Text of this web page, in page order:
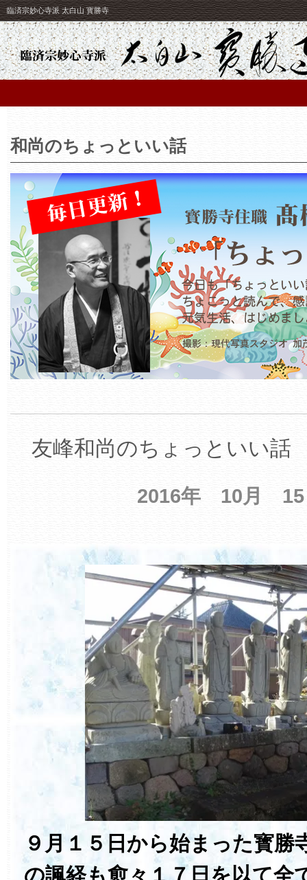
臨済宗妙心寺派 太白山 寳勝寺
和尚のちょっといい話
友峰和尚のちょっといい話
2016年 10月
９月１５日から始まった寳勝
の諷経も愈々１７日を以て全